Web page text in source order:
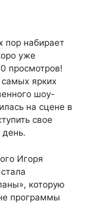
пор набирает
уже
просмотров!
ярких
шоу-
на сцене в
свое
день.
Игоря
которую
программы